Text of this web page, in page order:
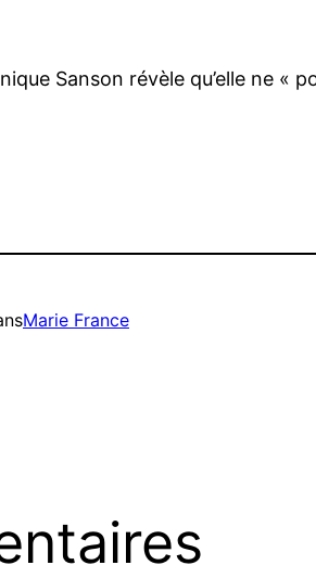
Sanson révèle qu’elle ne «
Marie France